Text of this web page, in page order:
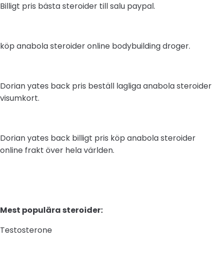
Billigt pris bästa steroider till salu paypal.
köp anabola steroider online bodybuilding droger.
Dorian yates back pris beställ lagliga anabola steroider
visumkort.
Dorian yates back billigt pris köp anabola steroider
online frakt över hela världen.
Mest populära steroider:
Testosterone